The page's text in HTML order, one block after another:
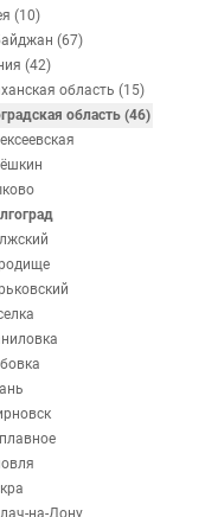
(10)
(67)
(42)
область (15)
область (46)
на-Дону